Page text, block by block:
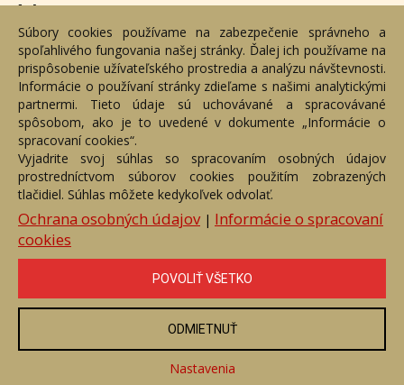
Adresa
Nižný Hrušov 333, 094 22, Slovenská republika
+421 905 356 921
+421 905 959 101
dartesro@dartesro.sk
Hlavná stránka Aukčný katalóg
Objednávka dražby
Termíny aukcií
Online Aukcia
DARTE AUKČNÁ SPOLOČNOSŤ s.r.o. © 2007 - 2026
Akékoľvek používanie obrazových a textových súčastí tejto stránky je
podmienené výslovným súhlasom jej vlastníka. Všetky práva sú
vyhradené.
Súbory cookies používame na zabezpečenie správneho a
spoľahlivého fungovania našej stránky. Ďalej ich používame na
prispôsobenie užívateľského prostredia a analýzu návštevnosti.
Informácie o používaní stránky zdieľame s našimi analytickými
partnermi. Tieto údaje sú uchovávané a spracovávané
spôsobom, ako je to uvedené v dokumente „Informácie o
spracovaní cookies“.
Vyjadrite svoj súhlas so spracovaním osobných údajov
prostredníctvom súborov cookies použitím zobrazených
tlačidiel. Súhlas môžete kedykoľvek odvolať.
Ochrana osobných údajov| Informácie o spracovaní
cookies
POVOLIŤ VŠETKO
ODMIETNUŤ
Nastavenia